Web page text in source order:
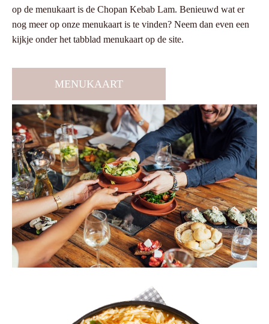
op de menukaart is de Chopan Kebab Lam. Benieuwd wat er
nog meer op onze menukaart is te vinden? Neem dan even een
kijkje onder het tabblad menukaart op de site.
MENUKAART